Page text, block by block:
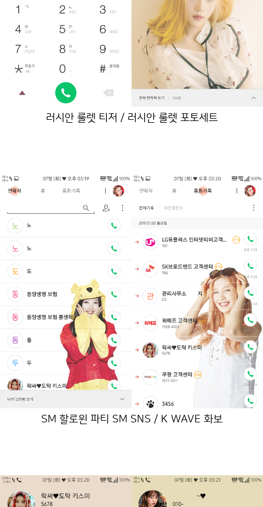
러시안 룰렛 티저 / 러시안 룰렛 포토세트
SM 할로윈 파티 SM SNS / K WAVE 화보